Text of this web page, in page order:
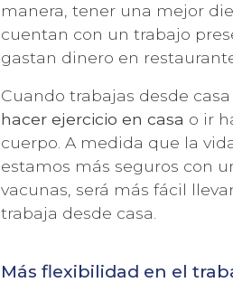
manera, tener una mejor
cuentan con un trabajo
gastan dinero en
Cuando trabajas desde
hacer ejercicio en casa o ir
cuerpo. A medida que la
estamos más seguros con
vacunas, será más fácil
trabaja desde casa.
Más flexibilidad en el